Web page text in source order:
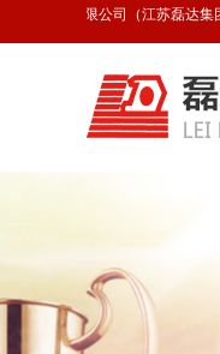
达股份有限公司（江苏磊达集团